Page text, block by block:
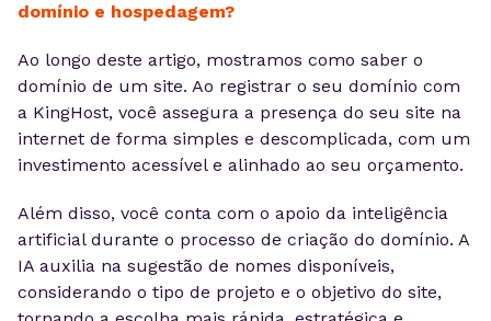
domínio e hospedagem?
Ao longo deste artigo, mostramos como saber o
domínio de um site. Ao registrar o seu domínio com
a KingHost, você assegura a presença do seu site na
internet de forma simples e descomplicada, com um
investimento acessível e alinhado ao seu orçamento.
Além disso, você conta com o apoio da inteligência
artificial durante o processo de criação do domínio. A
IA auxilia na sugestão de nomes disponíveis,
considerando o tipo de projeto e o objetivo do site,